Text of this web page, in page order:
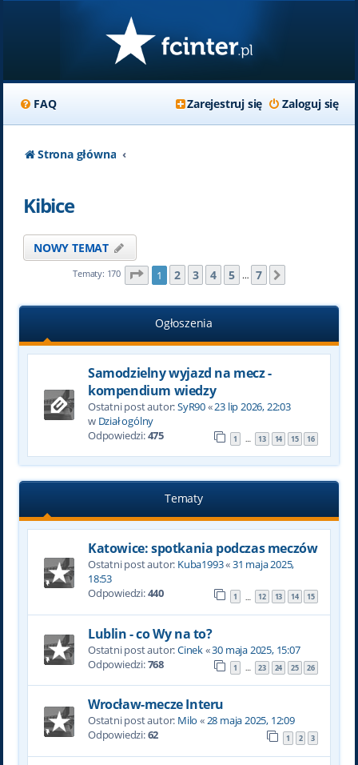
FAQ Zaloguj się
Zarejestruj się
Strona główna
Kibice
NOWY TEMAT
Tematy: 170 Strona z
1 2 3 4 5 … 7
Ogłoszenia
Samodzielny wyjazd na mecz -
kompendium wiedzy
Ostatni post autor:SyR90«23 lip 2026, 22:03
w Dział ogólny
Odpowiedzi:475 1 … 13 14 15 16
Tematy
Katowice: spotkania podczas meczów
Ostatni post autor: Kuba1993«31 maja 2025,
18:53
Odpowiedzi:440 1 … 12 13 14 15
Lublin - co Wy na to?
Ostatni post autor:Cinek«30 maja 2025, 15:07
Odpowiedzi:768 1 … 23 24 25 26
Wrocław-mecze Interu
Ostatni post autor: Milo «28 maja 2025, 12:09
Odpowiedzi:62 1 2 3